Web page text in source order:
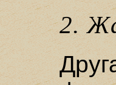
2.